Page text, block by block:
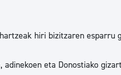
hiri bizitzaren esparru
eta Donostiako